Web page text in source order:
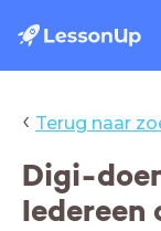
‹ Terug naar
Digi-
Iedereen